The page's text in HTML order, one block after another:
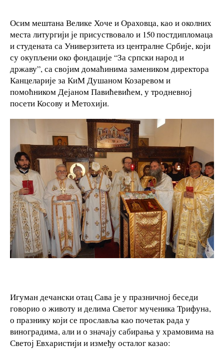
Осим мештана Велике Хоче и Ораховца, као и околних
места литургији је присуствовало и 150 постдипломаца
и студената са Универзитета из централне Србије, који
су окупљени око фондације “За српски народ и
државу”, са својим домаћинима замеником директора
Канцеларије за КиМ Душаном Козаревом и
помоћником Дејаном Павићевићем, у тродневној
посети Косову и Метохији.
Игуман дечански отац Сава је у празничној беседи
говорио о животу и делима Светог мученика Трифуна,
о празнику који се прославља као почетак рада у
виноградима, али и о значају сабирања у храмовима на
Светој Евхаристији и између осталог казао: